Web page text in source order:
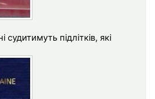
підлітків, які